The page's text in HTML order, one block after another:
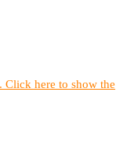
Click here to show the